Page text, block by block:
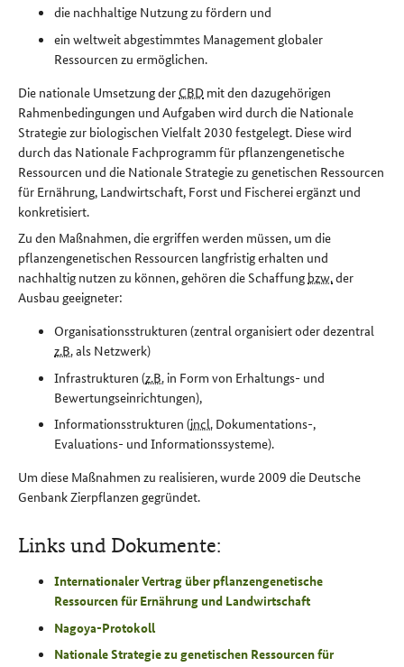
die nachhaltige Nutzung zu fördern und
ein weltweit abgestimmtes Management globaler
Ressourcen zu ermöglichen.
Die nationale Umsetzung der CBD mit den dazugehörigen
Rahmenbedingungen und Aufgaben wird durch die Nationale
Strategie zur biologischen Vielfalt 2030 festgelegt. Diese wird
durch das Nationale Fachprogramm für pflanzengenetische
Ressourcen und die Nationale Strategie zu genetischen Ressourcen
für Ernährung, Landwirtschaft, Forst und Fischerei ergänzt und
konkretisiert.
Zu den Maßnahmen, die ergriffen werden müssen, um die
pflanzengenetischen Ressourcen langfristig erhalten und
nachhaltig nutzen zu können, gehören die Schaffung bzw.der
Ausbau geeigneter:
Organisationsstrukturen (zentral organisiert oder dezentral
z.B.als Netzwerk)
Infrastrukturen (z.B. in Form von Erhaltungs- und
Bewertungseinrichtungen),
Informationsstrukturen (incl. Dokumentations-,
Evaluations- und Informationssysteme).
Um diese Maßnahmen zu realisieren, wurde 2009 die Deutsche
Genbank Zierpflanzen gegründet.
Links und Dokumente:
Internationaler Vertrag über pflanzengenetische
Ressourcen für Ernährung und Landwirtschaft
Nagoya-Protokoll
Nationale Strategie zu genetischen Ressourcen für